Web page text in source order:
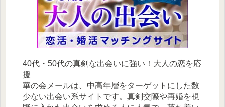
40代・50代の真剣な出会いに強い！大人の恋を応
援
華の会メールは、中高年層をターゲットにした数
少ない出会い系サイトです。真剣交際や再婚を視